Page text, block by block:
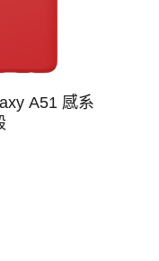
A51 感系